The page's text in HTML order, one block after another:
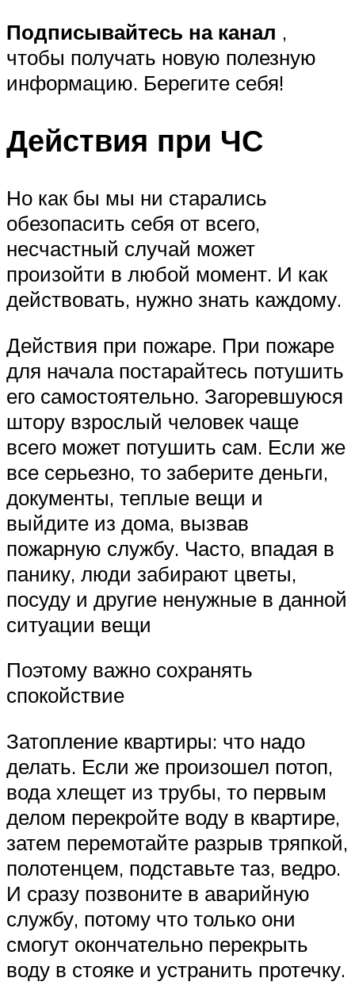
Подписывайтесь на канал ,
чтобы получать новую полезную
информацию. Берегите себя!
Действия при ЧС
Но как бы мы ни старались
обезопасить себя от всего,
несчастный случай может
произойти в любой момент. И как
действовать, нужно знать каждому.
Действия при пожаре. При пожаре
для начала постарайтесь потушить
его самостоятельно. Загоревшуюся
штору взрослый человек чаще
всего может потушить сам. Если же
все серьезно, то заберите деньги,
документы, теплые вещи и
выйдите из дома, вызвав
пожарную службу. Часто, впадая в
панику, люди забирают цветы,
посуду и другие ненужные в данной
ситуации вещи
Поэтому важно сохранять
спокойствие
Затопление квартиры: что надо
делать. Если же произошел потоп,
вода хлещет из трубы, то первым
делом перекройте воду в квартире,
затем перемотайте разрыв тряпкой,
полотенцем, подставьте таз, ведро.
И сразу позвоните в аварийную
службу, потому что только они
смогут окончательно перекрыть
воду в стояке и устранить протечку.